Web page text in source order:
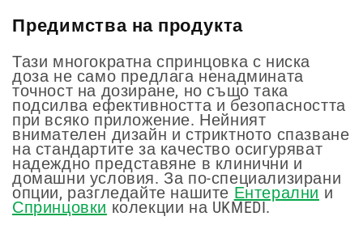
Предимства на продукта
Тази многократна спринцовка с ниска
доза не само предлага ненадмината
точност на дозиране, но също така
подсилва ефективността и безопасността
при всяко приложение. Нейният
внимателен дизайн и стриктното спазване
на стандартите за качество осигуряват
надеждно представяне в клинични и
домашни условия. За по-специализирани
опции, разгледайте нашите Ентерални и
Спринцовки колекции на UKMEDI.